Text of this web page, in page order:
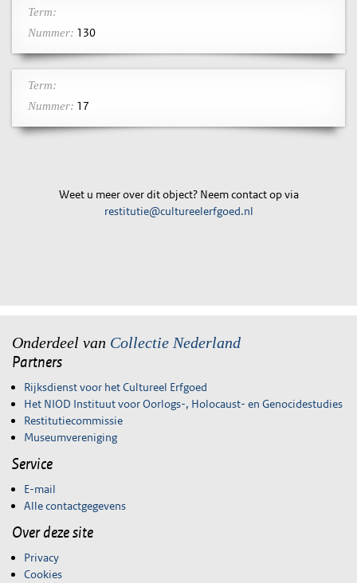
Term:
Nummer: 130
Term:
Nummer: 17
Weet u meer over dit object? Neem contact op via
restitutie@cultureelerfgoed.nl
Onderdeel van Collectie Nederland
Partners
Rijksdienst voor het Cultureel Erfgoed
Het NIOD Instituut voor Oorlogs-, Holocaust- en Genocidestudies
Restitutiecommissie
Museumvereniging
Service
E-mail
Alle contactgegevens
Over deze site
Privacy
Cookies